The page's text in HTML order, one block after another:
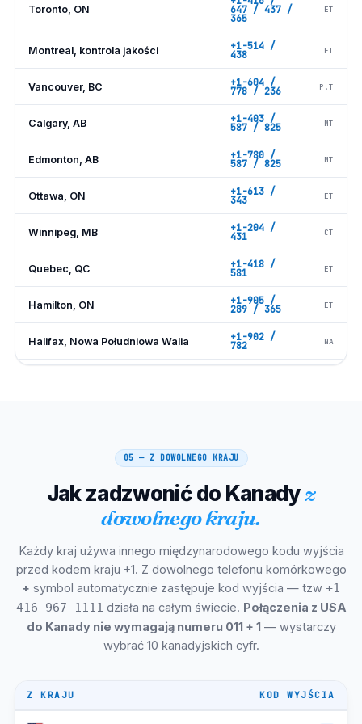
Toronto, ON 647 / 437 /
365
ET
Montreal, kontrola jakości +1-514 /
438 ET
Vancouver, BC +1-604 /
778 / 236 P.T
Calgary, AB +1-403 /
587 / 825 MT
Edmonton, AB +1-780 /
587 / 825 MT
Ottawa, ON +1-613 /
343 ET
Winnipeg, MB +1-204 /
431 CT
Quebec, QC +1-418 /
581 ET
Hamilton, ON +1-905 /
289 / 365 ET
Halifax, Nowa Południowa Walia +1-902 /
782 NA
778
Laval, kontrola jakości +1-450 /
579
+1-519 /
226
Markham, ON +1-905 /
289
Vaughan, ON +1-905 /
289
Kitchener-Waterloo, ON +1-519 / ET
+1-306 /
639
CT (SK
05 — Z DOWOLNEGO KRAJU
Jak zadzwonić do Kanadyz
dowolnego kraju.
Każdy kraj używa innego międzynarodowego kodu wyjścia
przed kodem kraju +1. Z dowolnego telefonu komórkowego
+ symbol automatycznie zastępuje kod wyjścia — tzw +1
416 967 1111 działa na całym świecie. Połączenia z USA
do Kanady nie wymagają numeru 011 + 1 — wystarczy
wybrać 10 kanadyjskich cyfr.
Z KRAJU KOD WYJŚCIA